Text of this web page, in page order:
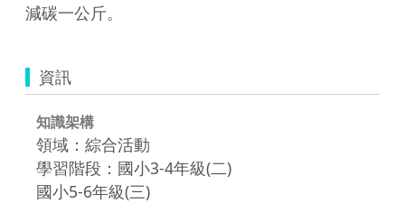
減碳一公斤。
資訊
知識架構
領域：綜合活動
學習階段：國小3-4年級(二)
國小5-6年級(三)